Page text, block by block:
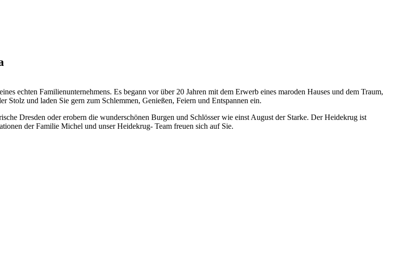
echten Familienunternehmens. Es begann vor über 20 Jahren mit dem Erwerb eines maroden Hauses und dem Traum,
Stolz und laden Sie gern zum Schlemmen, Genießen, Feiern und Entspannen ein.
Dresden oder erobern die wunderschönen Burgen und Schlösser wie einst August der Starke. Der Heidekrug ist
der Familie Michel und unser Heidekrug- Team freuen sich auf Sie.